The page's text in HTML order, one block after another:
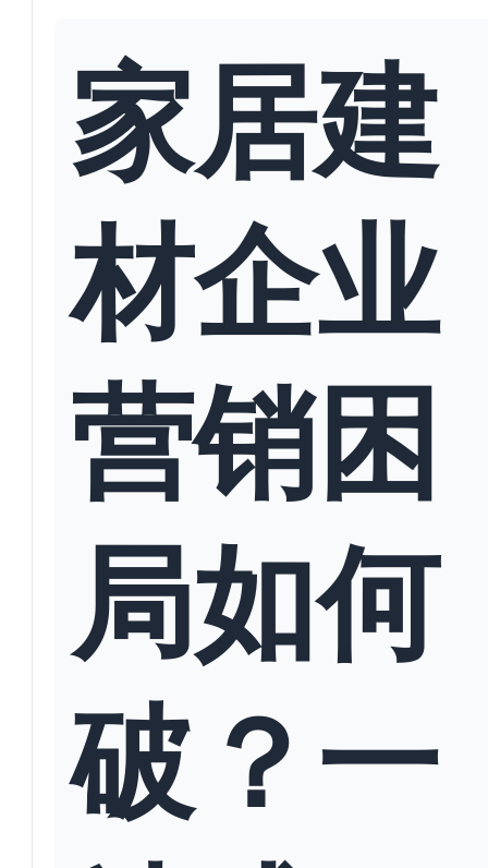
家居建
材企业
营销困
局如何
破？一